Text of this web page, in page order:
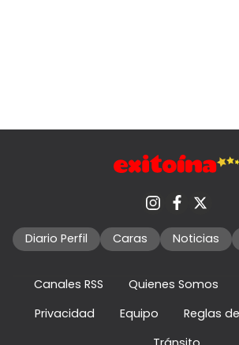
Diario Perfil Caras Noticias
Canales RSS Quienes Somos
Privacidad
Equipo
Reglas